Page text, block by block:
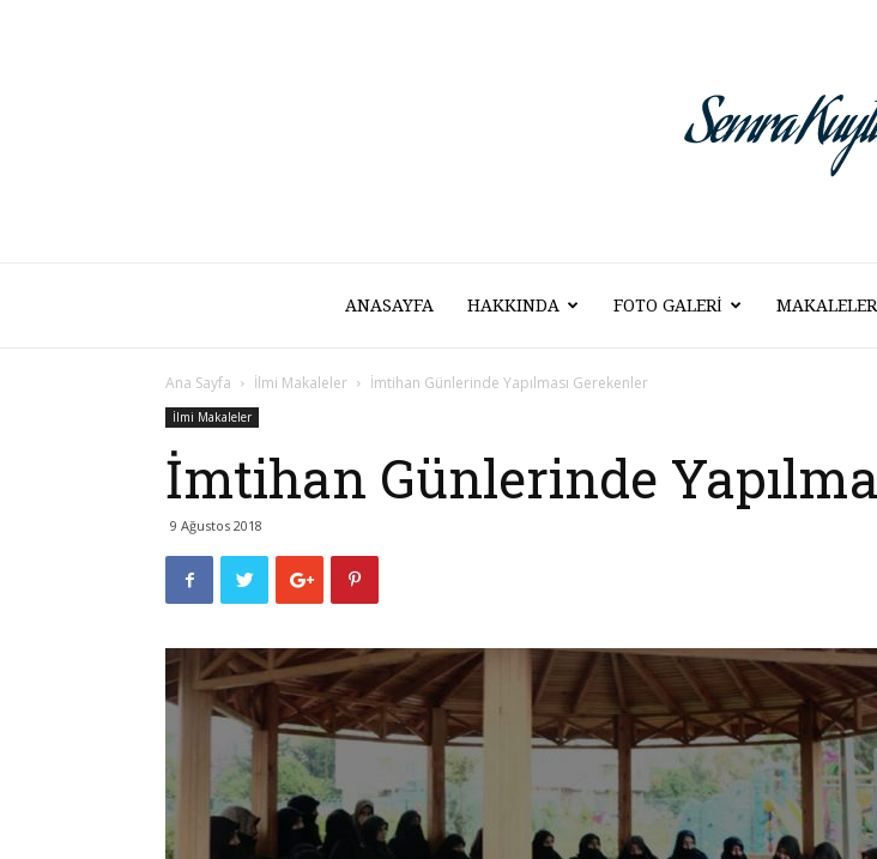
Semra
ANASAYFA HAKKINDA FOTO GALERI MAKALELER
Ana Sayfa İlmi Makaleler İmtihan Günlerinde Yapılması Gerekenler
İlmi Makaleler
İmtihan Günlerinde
9 Ağustos 2018